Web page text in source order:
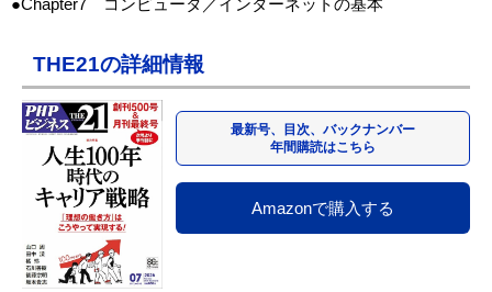
●Chapter7 コンピュータ／インターネットの基本
THE21の詳細情報
最新号、目次、バックナンバー
年間購読はこちら
Amazonで購入する